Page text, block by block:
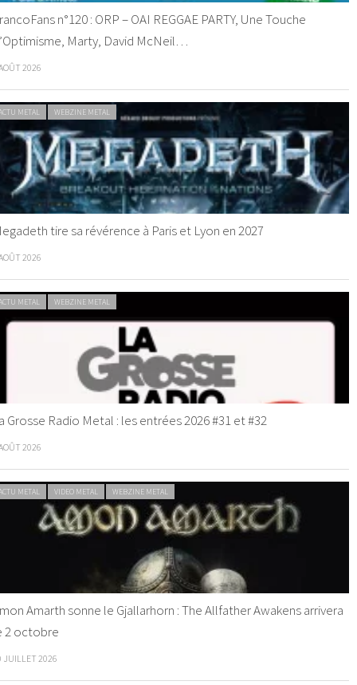
n°120 : ORP – OAI REGGAE PARTY, Une Touche
Marty, David McNeil…
2026
METAL WEBZINE METAL
tire sa révérence à Paris et Lyon en 2027
2026
METAL WEBZINE METAL
Grosse Radio Metal : les entrées 2026 #31 et #32
2026
METAL VIDEO METAL WEBZINE METAL
Amarth sonne le Gjallarhorn : The Allfather Awakens arrivera
2 octobre
JUILLET 2026